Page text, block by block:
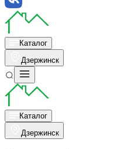
Каталог
Дзержинск
Каталог
Дзержинск